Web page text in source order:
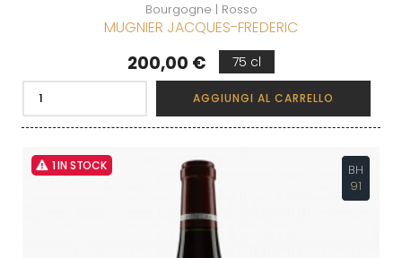
Bourgogne | Rosso
MUGNIER JACQUES-FREDERIC
Prezzo
200,00 € 75 cl
AGGIUNGI AL CARRELLO
1 IN STOCK
BH
91